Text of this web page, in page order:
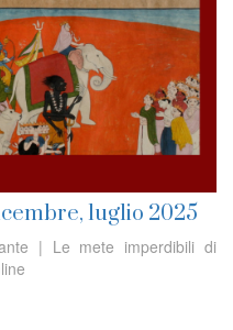
luglio 2025
| Le mete imperdibili di